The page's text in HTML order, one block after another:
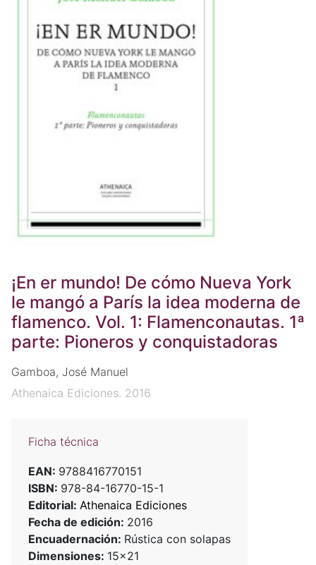
¡En er mundo! De cómo Nueva York
le mangó a París la idea moderna de
flamenco. Vol. 1: Flamenconautas. 1ª
parte: Pioneros y conquistadoras
Gamboa, José Manuel
Athenaica Ediciones. 2016
Ficha técnica
EAN: 9788416770151
ISBN: 978-84-16770-15-1
Editorial: Athenaica Ediciones
Fecha de edición: 2016
Encuadernación: Rústica con solapas
Dimensiones: 15x21